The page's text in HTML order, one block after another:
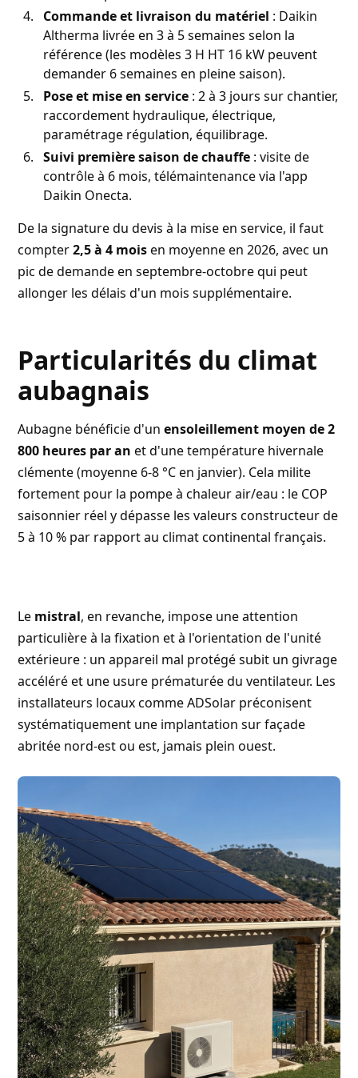
Commande et livraison du matériel : Daikin
Altherma livrée en 3 à 5 semaines selon la
référence (les modèles 3 H HT 16 kW peuvent
demander 6 semaines en pleine saison).
Pose et mise en service : 2 à 3 jours sur chantier,
raccordement hydraulique, électrique,
paramétrage régulation, équilibrage.
Suivi première saison de chauffe : visite de
contrôle à 6 mois, télémaintenance via l'app
Daikin Onecta.
De la signature du devis à la mise en service, il faut
compter2,5 à 4 moisen moyenne en 2026, avec un
pic de demande en septembre-octobre qui peut
allonger les délais d'un mois supplémentaire.
Particularités du climat
aubagnais
Aubagne bénéficie d'unensoleillement moyen de 2
800 heures par an et d'une température hivernale
clémente (moyenne 6-8 °C en janvier). Cela milite
fortement pour la pompe à chaleur air/eau : le COP
saisonnier réel y dépasse les valeurs constructeur de
5 à 10 % par rapport au climat continental français.
Le mistral, en revanche, impose une attention
particulière à la fixation et à l'orientation de l'unité
extérieure : un appareil mal protégé subit un givrage
accéléré et une usure prématurée du ventilateur. Les
installateurs locaux comme ADSolar préconisent
systématiquement une implantation sur façade
abritée nord-est ou est, jamais plein ouest.